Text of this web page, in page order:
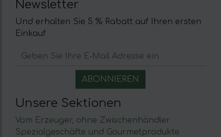
Newsletter
Und erhalten Sie 5 % Rabatt auf Ihren ersten
Einkauf
Unsere Sektionen
Vom Erzeuger, ohne Zwischenhändler
Spezialgeschäfte und Gourmetprodukte